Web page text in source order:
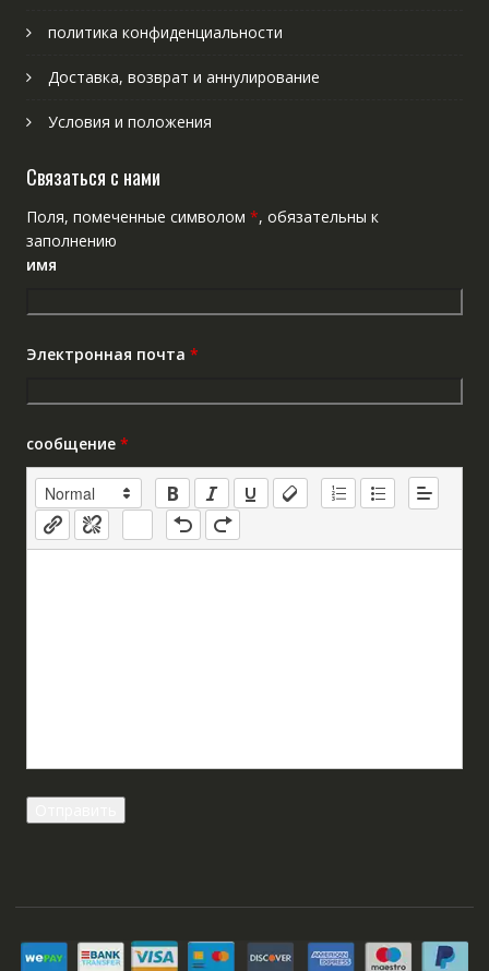
политика конфиденциальности
Доставка, возврат и аннулирование
Условия и положения
Связаться с нами
Поля, помеченные символом *, обязательны к
заполнению
имя
Электронная почта *
сообщение *